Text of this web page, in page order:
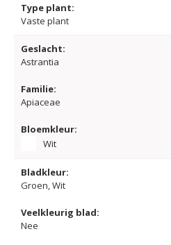
Type plant:
Vaste plant
Geslacht:
Astrantia
Familie:
Apiaceae
Bloemkleur:
Wit
Bladkleur:
Groen, Wit
Veelkleurig blad:
Nee